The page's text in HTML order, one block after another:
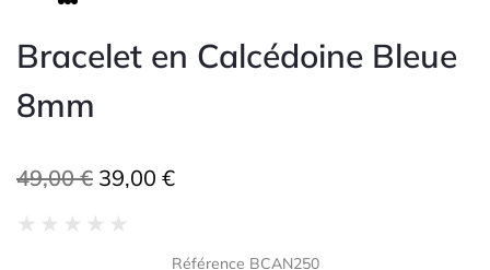
Bracelet en Calcédoine Bleue
8mm
49,00€ Le
prix
39,00 €Le
★ ★ ★ ★ ★
Référence BCAN250